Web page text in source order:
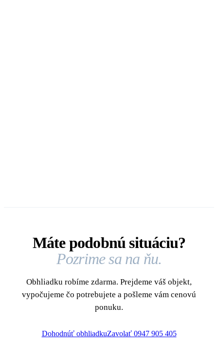
Máte podobnú situáciu?
Pozrime sa na ňu.
Obhliadku robíme zdarma. Prejdeme váš objekt,
vypočujeme čo potrebujete a pošleme vám cenovú
ponuku.
Dohodnúť obhliadkuZavolať 0947 905 405